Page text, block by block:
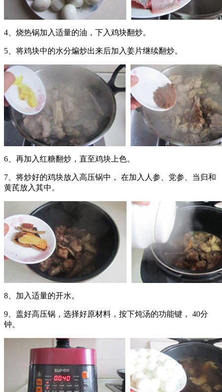
4、烧热锅加入适量的油，下入鸡块翻炒。
5、将鸡块中的水分煸炒出来后加入姜片继续翻炒。
6、再加入红糖翻炒，直至鸡块上色。
7、将炒好的鸡块放入高压锅中， 在加入人参、党参、当归和
黄芪放入其中。
8、加入适量的开水。
9、盖好高压锅，选择好原材料，按下炖汤的功能键， 40分
钟。